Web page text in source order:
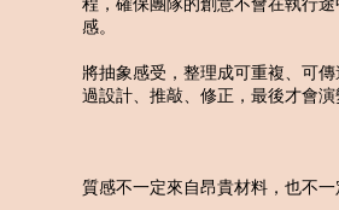
感。
將抽象感受，整理成可重複、可
過設計、推敲、修正，最後才會
質感不一定來自昂貴材料，也不一